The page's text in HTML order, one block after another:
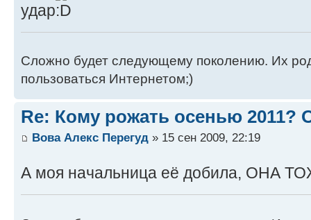
удар
Сложно будет следующему поколению. Их
пользоваться Интернетом;)
Re: Кому рожать осенью 2011?
Вова Алекс Перегуд » 15 сен 2009, 22:19
А моя начальница её добила, ОНА